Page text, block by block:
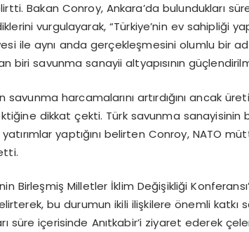
Bakan Conroy, Ankara’da bulundukları
vurgulayarak, “Türkiye’nin ev sahipliği
ile aynı anda gerçekleşmesini olumlu bir
biri savunma sanayii altyapısının
savunma harcamalarını artırdığını ancak
dikkat çekti. Türk savunma sanayisinin
yaptığını belirten Conroy, NATO
Birleşmiş Milletler İklim Değişikliği
bu durumun ikili ilişkilere önemli katkı
süre içerisinde Anıtkabir’i ziyaret ederek